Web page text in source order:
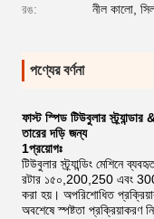
রঙ: নীল কালো,
পণ্যের বর্ণনা
ফাস্ট স্পিড টিউবুলার
তারের দড়ি জন্য
1প্রয়োগঃ
টিউবুলার স্ট্র্যান্ডিং মেশিনে
রটার ১৫০,200,250 এবং
করা হয়। অপরিশোধিত
অবশেষে স্পষ্টতা প্রক্রিয়াকরণ